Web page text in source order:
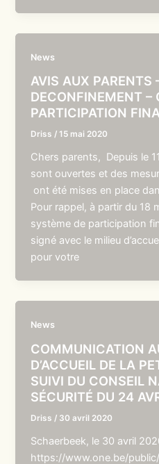
News
AVIS AUX PARENTS
DECONFINEMENT –
PARTICIPATION
Driss /15 mai 2020
Chers parents, Depuis le
sont ouvertes et des
ont été mises en place
Pour rappel, à partir du 18
système de participation
signé avec le milieu
pour votre
News
COMMUNICATION
D’ACCUEIL DE LA
SUIVI DU CONSEIL
SÉCURITÉ DU 24
Driss / 30 avril 2020
Schaerbeek, le 30 avril
https://www.one.be/